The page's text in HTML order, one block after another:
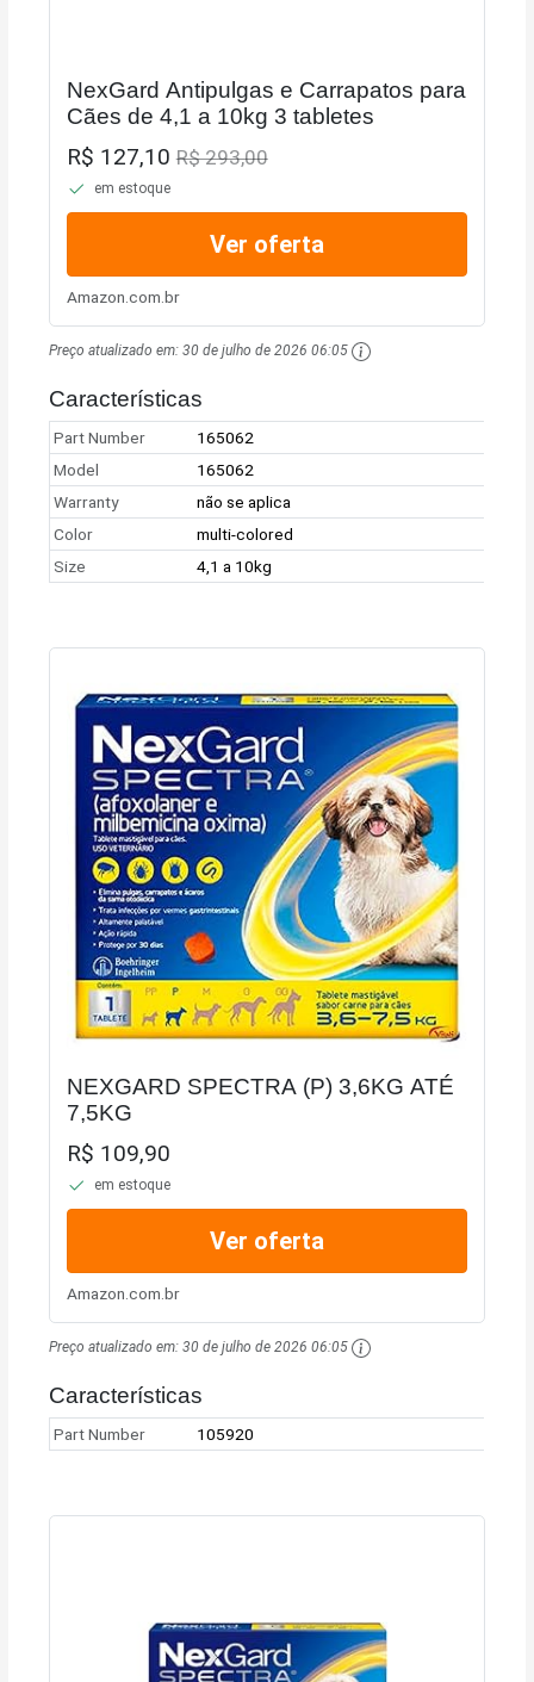
NexGard Antipulgas e Carrapatos para
Cães de 4,1 a 10kg 3 tabletes
R$ 127,10R$ 293,00
em estoque
Ver oferta
Amazon.com.br
Preço atualizado em:30 de julho de 2026 06:05
Características
Part Number
165062
Model
165062
Warranty
não se aplica
Color
multi-colored
Size
4,1 a 10kg
NEXGARD SPECTRA (P) 3,6KG ATÉ
7,5KG
R$ 109,90
em estoque
Ver oferta
Amazon.com.br
Preço atualizado em:30 de julho de 2026 06:05
Características
Part Number 105920